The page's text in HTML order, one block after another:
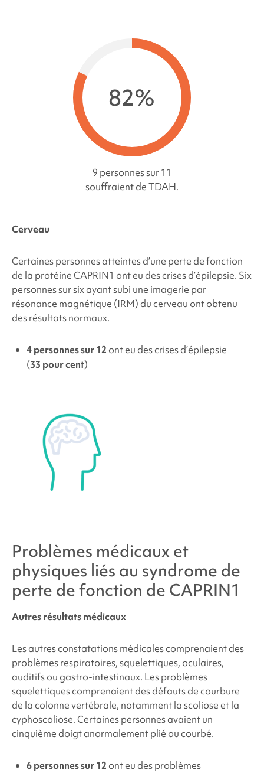
82%
9 personnes sur 11
souffraient de TDAH.
Cerveau
Certaines personnes atteintes d’une perte de fonction
de la protéine CAPRIN1 ont eu des crises d’épilepsie. Six
personnes sur six ayant subi une imagerie par
résonance magnétique (IRM) du cerveau ont obtenu
des résultats normaux.
4 personnes sur 12 ont eu des crises d’épilepsie
(33 pour cent)
Problèmes médicaux et
physiques liés au syndrome de
perte de fonction de CAPRIN1
Autres résultats médicaux
Les autres constatations médicales comprenaient des
problèmes respiratoires, squelettiques, oculaires,
auditifs ou gastro-intestinaux. Les problèmes
squelettiques comprenaient des défauts de courbure
de la colonne vertébrale, notamment la scoliose et la
cyphoscoliose. Certaines personnes avaient un
cinquième doigt anormalement plié ou courbé.
6 personnes sur 12 ont eu des problèmes